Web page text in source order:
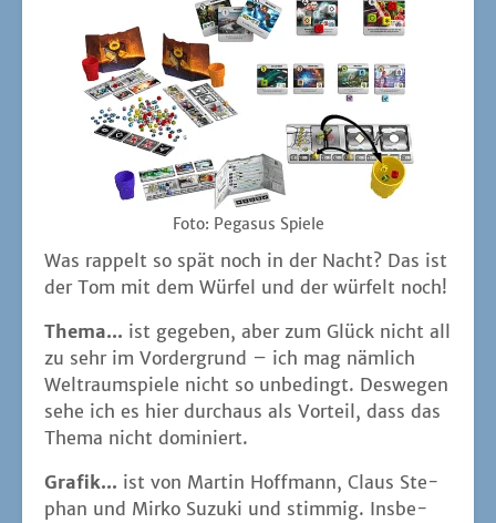
Foto: Pega­sus Spiele
Was rap­pelt so spät noch in der Nacht? Das ist
der Tom mit dem Wür­fel und der wür­felt noch!
The­ma... ist gege­ben, aber zum Glück nicht all
zu sehr im Vor­der­grund – ich mag näm­lich
Welt­raum­spie­le nicht so unbe­dingt. Des­we­gen
sehe ich es hier durch­aus als Vor­teil, dass das
The­ma nicht dominiert.
Gra­fik... ist von Mar­tin Hoff­mann, Claus Ste­
phan und Mir­ko Suzu­ki und stim­mig. Ins­be­